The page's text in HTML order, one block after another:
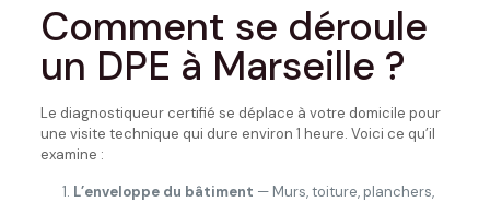
Comment se déroule
un DPE à Marseille ?
Le diagnostiqueur certifié se déplace à votre domicile pour
une visite technique qui dure environ 1 heure. Voici ce qu’il
examine :
L’enveloppe du bâtiment — Murs, toiture, planchers,